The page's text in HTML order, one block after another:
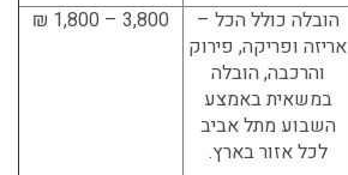
הובלה כולל הכל –
אריזה ופריקה, פירוק
והרכבה, הובלה
במשאית באמצע
השבוע מתל אביב
לכל אזור בארץ.
3,800 – 1,800 ₪